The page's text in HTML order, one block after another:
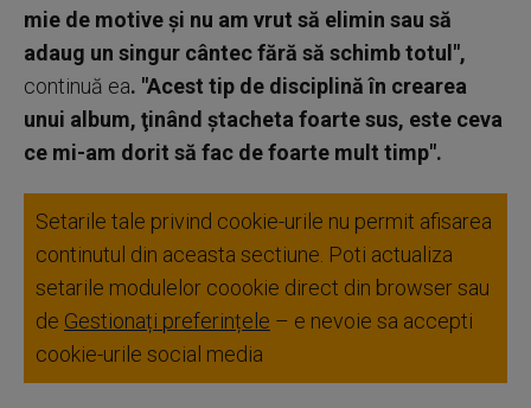
mie de motive şi nu am vrut să elimin sau să
adaug un singur cântec fără să schimb totul",
continuă ea. "Acest tip de disciplină în crearea
unui album, ţinând ştacheta foarte sus, este ceva
ce mi-am dorit să fac de foarte mult timp".
Setarile tale privind cookie-urile nu permit afisarea
continutul din aceasta sectiune. Poti actualiza
setarile modulelor coookie direct din browser sau
de Gestionați preferințele – e nevoie sa accepti
cookie-urile social media